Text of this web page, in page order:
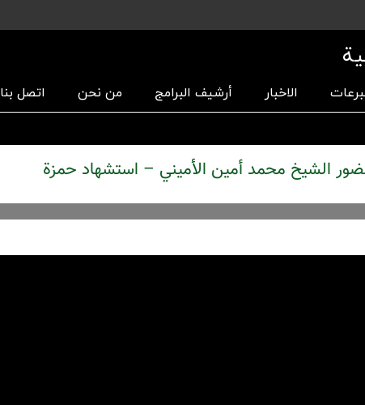
الاخبار أرشیف البرامج من نحن اتصل بنا
لا تأفل 14شوال 1443 بحضور الشیخ محمد أمين الأميني – استشهاد حمزة